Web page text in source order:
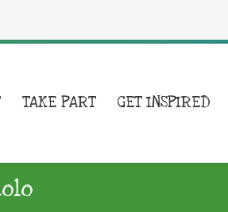
TAKE PART GET INSPIRED